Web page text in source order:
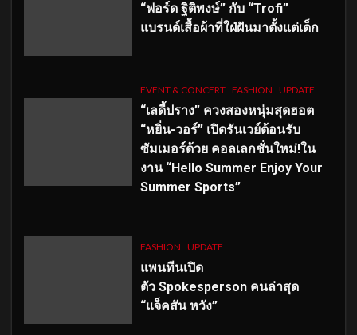
“ฟอร์ด ฐิติพงษ์” กับ “Trofi”
แบรนด์เสื้อผ้าที่ใฝ่ฝันมาตั้งแต่เด็ก
EVENT & CONCERT FASHION UPDATE
“เลดี้ปราง” ควงสองหนุ่มสุดฮอต
“หยิ่น-วอร์” เปิดรันเวย์ต้อนรับ
ซัมเมอร์ด้วย คอลเลกชั่นใหม่!ใน
งาน “Hello Summer Enjoy Your
Summer Sports”
FASHION UPDATE
แพนทีนเปิด
ตัว Spokesperson คนล่าสุด
“แจ็คสัน หวัง”